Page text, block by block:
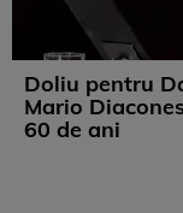
Doliu pentru
Mario
60 de ani